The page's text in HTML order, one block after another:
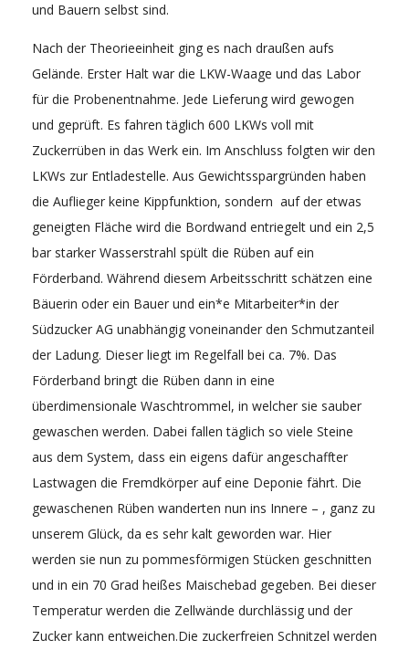
und Bauern selbst sind.
Nach der Theorieeinheit ging es nach draußen aufs
Gelände. Erster Halt war die LKW-Waage und das Labor
für die Probenentnahme. Jede Lieferung wird gewogen
und geprüft. Es fahren täglich 600 LKWs voll mit
Zuckerrüben in das Werk ein. Im Anschluss folgten wir den
LKWs zur Entladestelle. Aus Gewichtsspargründen haben
die Auflieger keine Kippfunktion, sondern auf der etwas
geneigten Fläche wird die Bordwand entriegelt und ein 2,5
bar starker Wasserstrahl spült die Rüben auf ein
Förderband. Während diesem Arbeitsschritt schätzen eine
Bäuerin oder ein Bauer und ein*e Mitarbeiter*in der
Südzucker AG unabhängig voneinander den Schmutzanteil
der Ladung. Dieser liegt im Regelfall bei ca. 7%. Das
Förderband bringt die Rüben dann in eine
überdimensionale Waschtrommel, in welcher sie sauber
gewaschen werden. Dabei fallen täglich so viele Steine
aus dem System, dass ein eigens dafür angeschaffter
Lastwagen die Fremdkörper auf eine Deponie fährt. Die
gewaschenen Rüben wanderten nun ins Innere – , ganz zu
unserem Glück, da es sehr kalt geworden war. Hier
werden sie nun zu pommesförmigen Stücken geschnitten
und in ein 70 Grad heißes Maischebad gegeben. Bei dieser
Temperatur werden die Zellwände durchlässig und der
Zucker kann entweichen.Die zuckerfreien Schnitzel werden